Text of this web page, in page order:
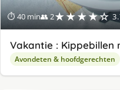
⏱ 40 min👥 2★★★★☆
Vakantie : Kippebillen
Avondeten & hoofdgerechten